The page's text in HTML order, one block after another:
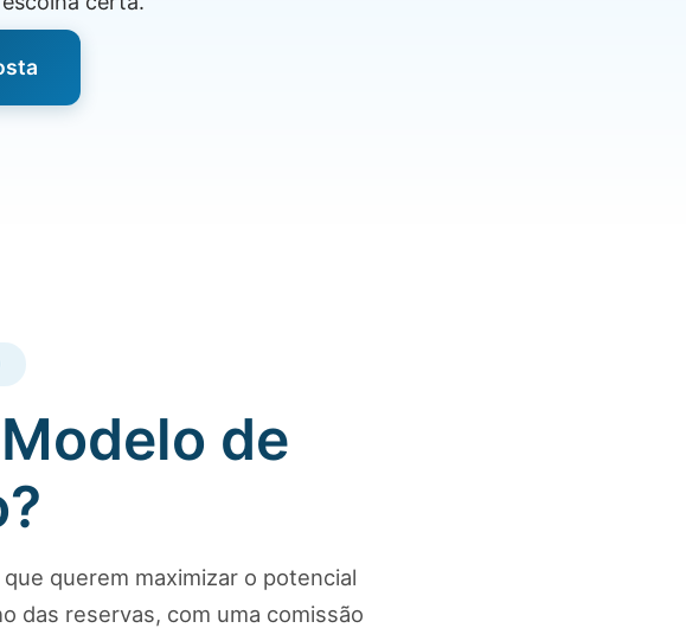
de
querem maximizar o potencial
das reservas, com uma comissão